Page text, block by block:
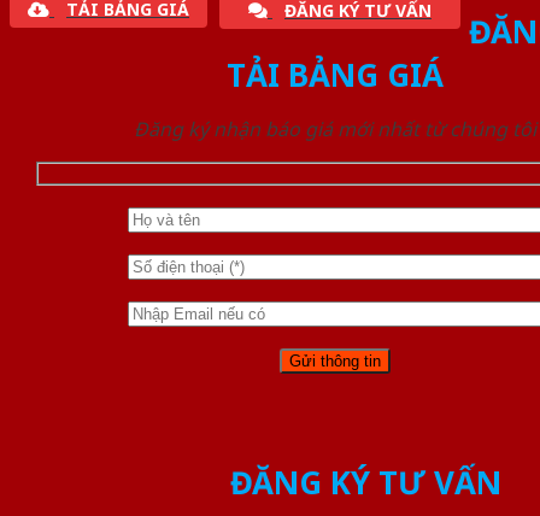
TẢI BẢNG GIÁ ĐĂNG KÝ TƯ VẤN
TẢI BẢNG GIÁ
Đăng ký nhận báo giá mới nhất từ chúng tôi
ĐĂNG KÝ TƯ VẤN